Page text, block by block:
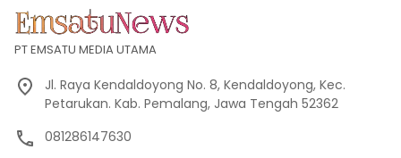
PT EMSATU MEDIA UTAMA
Jl. Raya Kendaldoyong No. 8, Kendaldoyong, Kec.
Petarukan. Kab. Pemalang, Jawa Tengah 52362
081286147630